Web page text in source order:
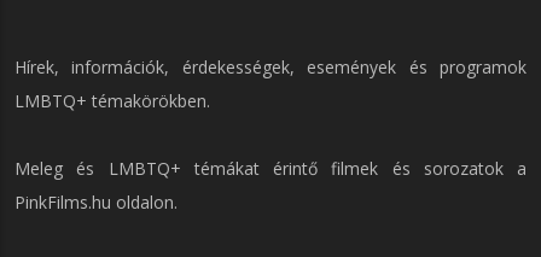
Hírek, információk, érdekességek, események és programok
LMBTQ+ témakörökben.
Meleg és LMBTQ+ témákat érintő filmek és sorozatok a
PinkFilms.hu oldalon.